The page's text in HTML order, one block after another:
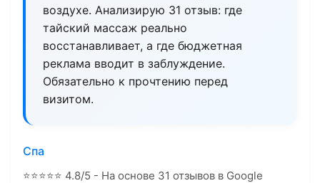
воздухе. Анализирую 31 отзыв: где
тайский массаж реально
восстанавливает, а где бюджетная
реклама вводит в заблуждение.
Обязательно к прочтению перед
визитом.
Спа
⭐⭐⭐⭐⭐ 4.8/5 - На основе 31 отзывов в Google